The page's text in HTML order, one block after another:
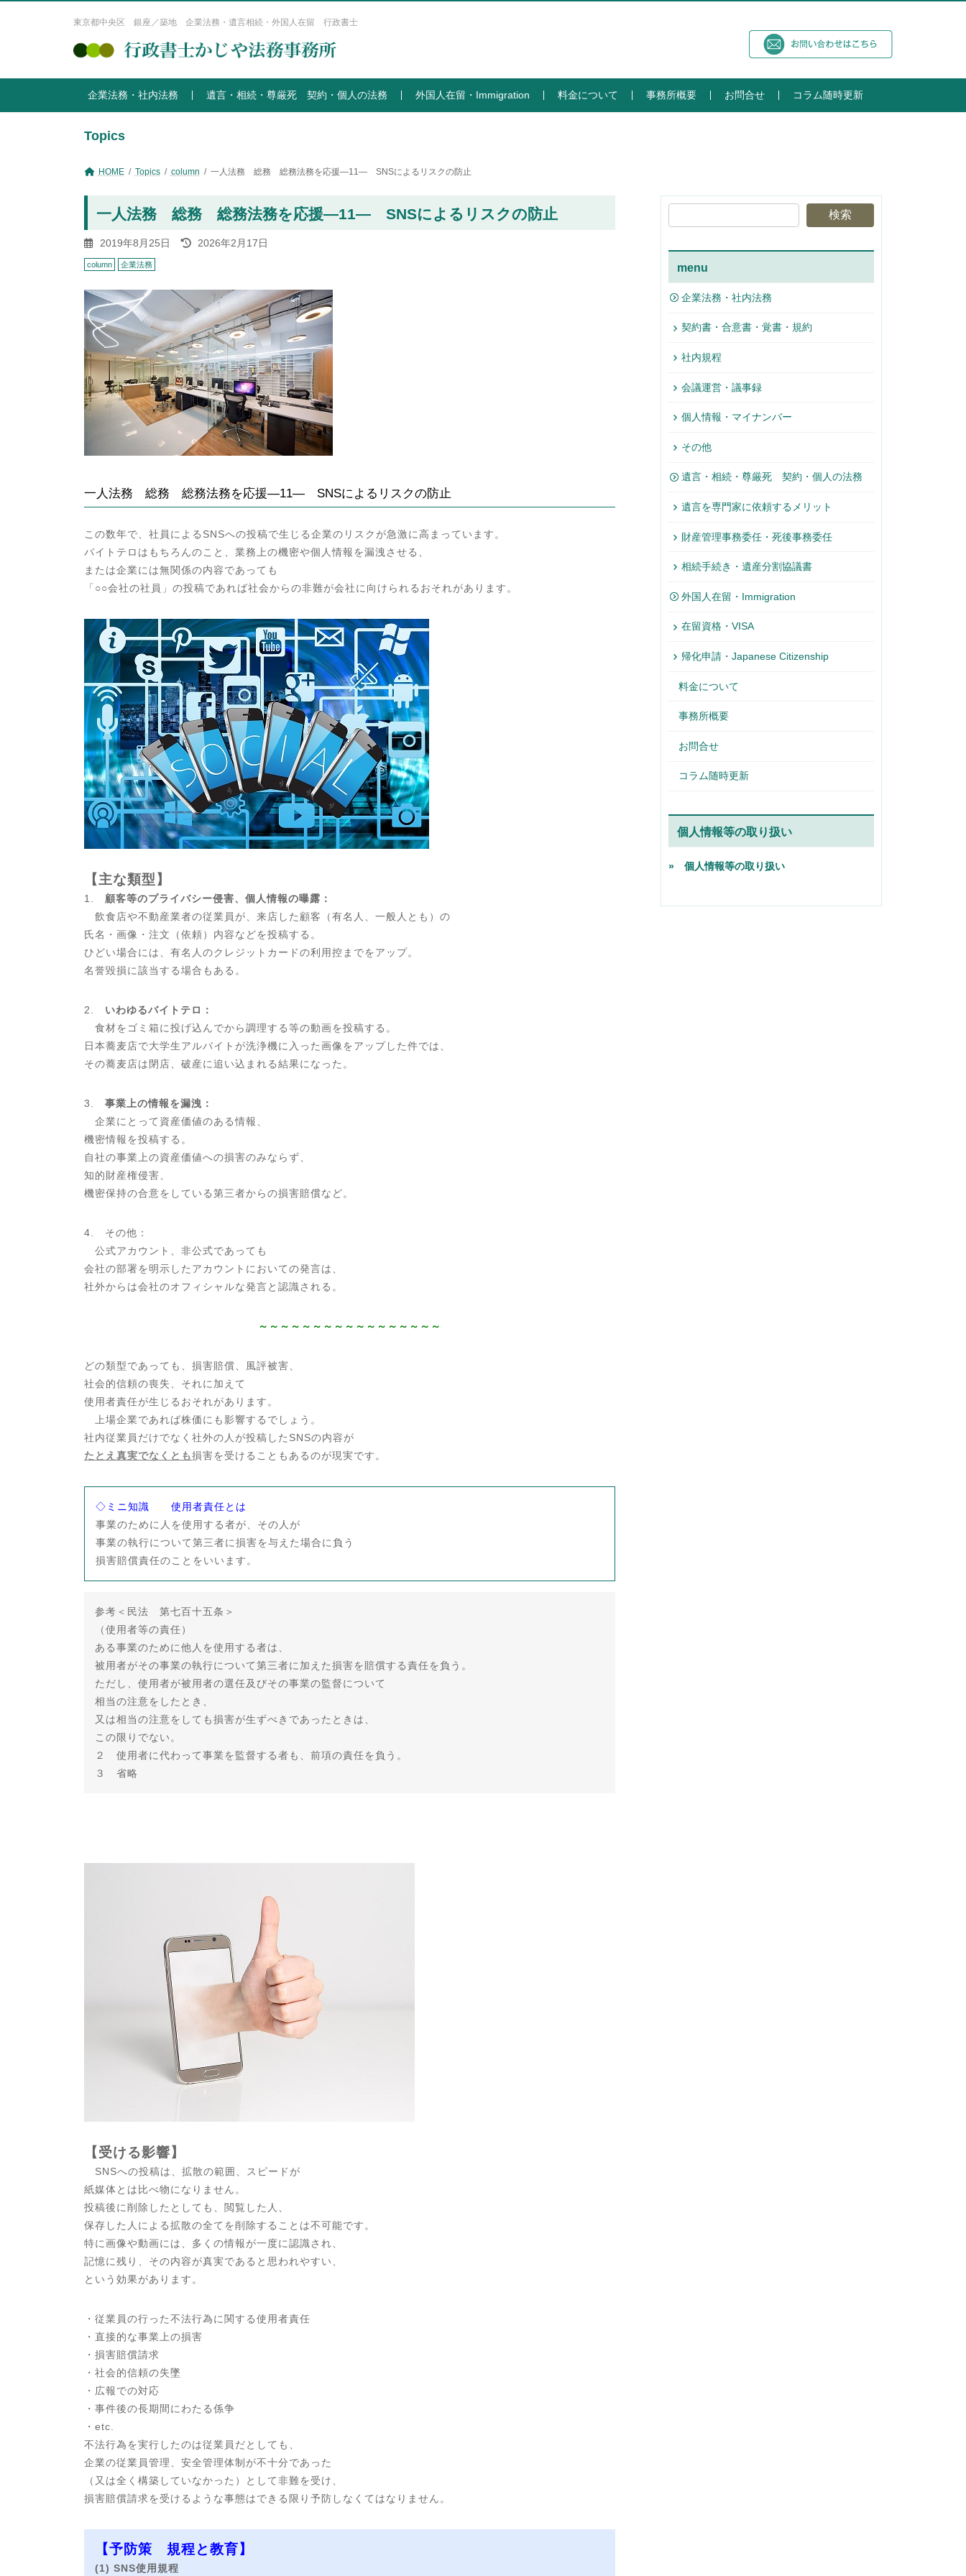
へ
キ
ョ
に
東京都中央区 銀座／築地 企業法務・遺言相続・外国人在留 行政書士
企業法務・社内法務 遺言・相続・尊厳死 契約・個人の法務 外国人在留・Immigration 料金について 事務所概要 お問合せ コラム随時更新
Topics
HOME Topics column 一人法務 総務 総務法務を応援―11― SNSによるリスクの防止
一人法務 総務 総務法務を応援―11― SNSによるリスクの防止
2019年8月25日
最
新
時
:
2026年2月17日
column 企業法務
一人法務 総務 総務法務を応援―11― SNSによるリスクの防止
この数年で、社員によるSNSへの投稿で生じる企業のリスクが急激に高まっています。
バイトテロはもちろんのこと、業務上の機密や個人情報を漏洩させる、
または企業には無関係の内容であっても
「○○会社の社員」の投稿であれば社会からの非難が会社に向けられるおそれがあります。
【主な類型】
1. 顧客等のプライバシー侵害、個人情報の曝露：
飲食店や不動産業者の従業員が、来店した顧客（有名人、一般人とも）の
氏名・画像・注文（依頼）内容などを投稿する。
ひどい場合には、有名人のクレジットカードの利用控までをアップ。
名誉毀損に該当する場合もある。
2. いわゆるバイトテロ：
食材をゴミ箱に投げ込んでから調理する等の動画を投稿する。
日本蕎麦店で大学生アルバイトが洗浄機に入った画像をアップした件では、
その蕎麦店は閉店、破産に追い込まれる結果になった。
3. 事業上の情報を漏洩：
企業にとって資産価値のある情報、
機密情報を投稿する。
自社の事業上の資産価値への損害のみならず、
知的財産権侵害、
機密保持の合意をしている第三者からの損害賠償など。
4. その他：
公式アカウント、非公式であっても
会社の部署を明示したアカウントにおいての発言は、
社外からは会社のオフィシャルな発言と認識される。
～～～～～～～～～～～～～～～～～
どの類型であっても、損害賠償、風評被害、
社会的信頼の喪失、それに加えて
使用者責任が生じるおそれがあります。
上場企業であれば株価にも影響するでしょう。
社内従業員だけでなく社外の人が投稿したSNSの内容が
たとえ真実でなくとも損害を受けることもあるのが現実です。
◇ミニ知識 使用者責任とは
事業のために人を使用する者が、その人が
事業の執行について第三者に損害を与えた場合に負う
損害賠償責任のことをいいます。
参考＜民法 第七百十五条＞
（使用者等の責任）
ある事業のために他人を使用する者は、
被用者がその事業の執行について第三者に加えた損害を賠償する責任を負う。
ただし、使用者が被用者の選任及びその事業の監督について
相当の注意をしたとき、
又は相当の注意をしても損害が生ずべきであったときは、
この限りでない。
２ 使用者に代わって事業を監督する者も、前項の責任を負う。
３ 省略
【受ける影響】
SNSへの投稿は、拡散の範囲、スピードが
紙媒体とは比べ物になりません。
投稿後に削除したとしても、閲覧した人、
保存した人による拡散の全てを削除することは不可能です。
特に画像や動画には、多くの情報が一度に認識され、
記憶に残り、その内容が真実であると思われやすい、
という効果があります。
・従業員の行った不法行為に関する使用者責任
・直接的な事業上の損害
・損害賠償請求
・社会的信頼の失墜
・広報での対応
・事件後の長期間にわたる係争
・etc.
不法行為を実行したのは従業員だとしても、
企業の従業員管理、安全管理体制が不十分であった
（又は全く構築していなかった）として非難を受け、
損害賠償請求を受けるような事態はできる限り予防しなくてはなりません。
【予防策 規程と教育】
(1) SNS使用規程
検索
menu
企業法務・社内法務
契約書・合意書・覚書・規約
社内規程
会議運営・議事録
個人情報・マイナンバー
その他
遺言・相続・尊厳死 契約・個人の法務
遺言を専門家に依頼するメリット
財産管理事務委任・死後事務委任
相続手続き・遺産分割協議書
外国人在留・Immigration
在留資格・VISA
帰化申請・Japanese Citizenship
料金について
事務所概要
お問合せ
コラム随時更新
個人情報等の取り扱い
» 個人情報等の取り扱い